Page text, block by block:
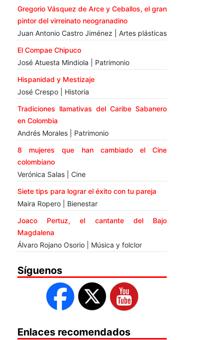
Gregorio Vásquez de Arce y Ceballos, el gran
pintor del virreinato neogranadino
Juan Antonio Castro Jiménez | Artes plásticas
El Compae Chipuco
José Atuesta Mindiola | Patrimonio
Hispanidad y Mestizaje
José Crespo | Historia
Tradiciones llamativas del Caribe Sabanero
en Colombia
Andrés Morales | Patrimonio
8 mujeres que han cambiado el Cine
colombiano
Verónica Salas | Cine
Siete tips para lograr el éxito con tu pareja
Maira Ropero | Bienestar
Joaco Pertuz, el cantante del Bajo
Magdalena
Álvaro Rojano Osorio | Música y folclor
Síguenos
Enlaces recomendados